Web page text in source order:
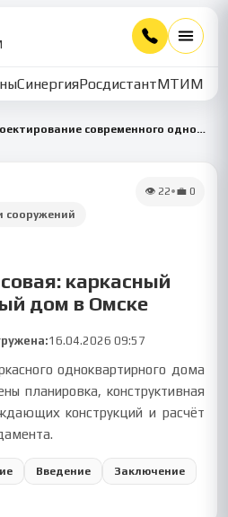
СинергияРосдистантМТИММУ
Проектирование современного одноквартирного деревянного каркасного дома
сооружений
👁 22•💼 0
каркасный
дом в Омске
16.04.2026 09:57
одноквартирного дома
планировка, конструктивная
конструкций и расчёт
Введение Заключение